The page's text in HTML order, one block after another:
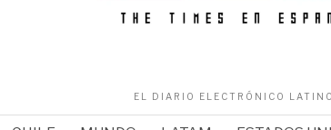
EL DIARIO ELECTRÓNICO LATINO